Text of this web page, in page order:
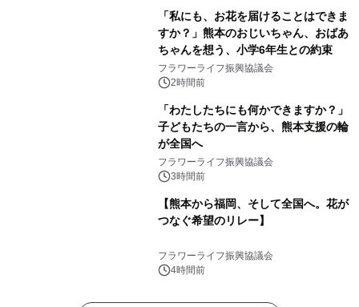
「私にも、お花を届けることはできま
すか？」熊本のおじいちゃん、おばあ
ちゃんを想う、小学6年生との約束
フラワーライフ振興協議会
2時間前
「わたしたちにも何かできますか？」
子どもたちの一言から、熊本支援の輪
が全国へ
フラワーライフ振興協議会
3時間前
【熊本から福岡、そして全国へ。花が
つなぐ希望のリレー】
フラワーライフ振興協議会
4時間前